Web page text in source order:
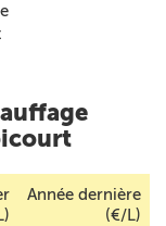
Année dernière
(€/L)